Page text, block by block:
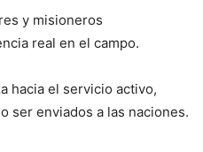
y misioneros
real en el campo.
hacia el servicio activo,
ser enviados a las naciones.